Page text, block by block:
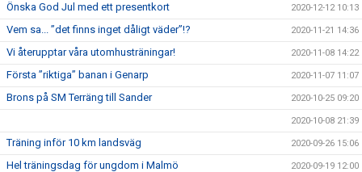
Önska God Jul med ett presentkort 2020-12-12 10:13
Vem sa... ”det finns inget dåligt väder”!? 2020-11-21 14:36
Vi återupptar våra utomhusträningar! 2020-11-08 14:22
Första ”riktiga” banan i Genarp 2020-11-07 11:07
Brons på SM Terräng till Sander 2020-10-25 09:20
2020-10-08 21:39
Träning inför 10 km landsväg 2020-09-26 15:06
Hel träningsdag för ungdom i Malmö 2020-09-19 12:00